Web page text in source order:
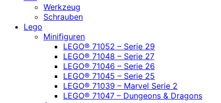
Werkzeug
Schrauben
Lego
Minifiguren
LEGO® 71052 – Serie 29
LEGO® 71048 – Serie 27
LEGO® 71046 – Serie 26
LEGO® 71045 – Serie 25
LEGO® 71039 – Marvel Serie 2
LEGO® 71047 – Dungeons & Dragons